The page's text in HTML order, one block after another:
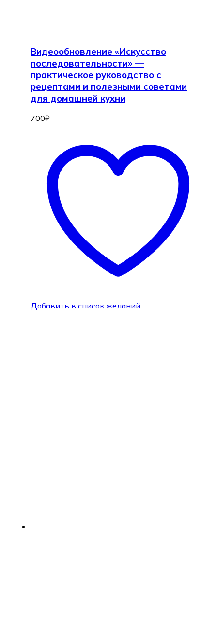
Видеообновление «Искусство
последовательности» —
практическое руководство с
рецептами и полезными советами
для домашней кухни
700₽
Добавить в список желаний